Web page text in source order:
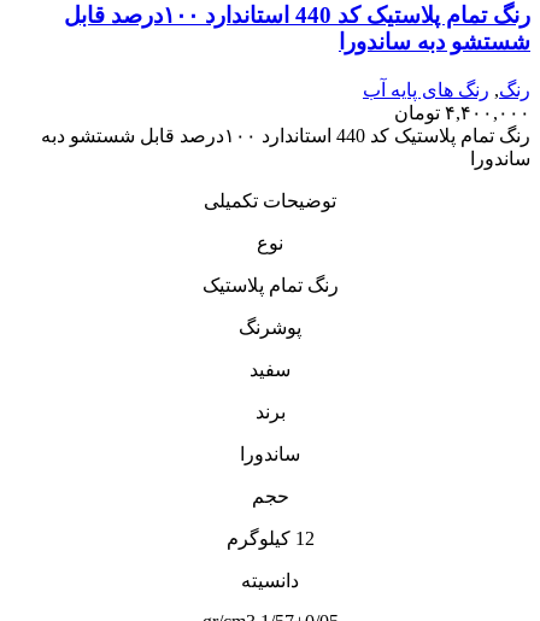
رنگ تمام پلاستیک کد 440 استاندارد ۱۰۰درصد قابل
شستشو دبه ساندورا
رنگ, رنگ‌ های پایه آب
۴,۴۰۰,۰۰۰ تومان
رنگ تمام پلاستیک کد 440 استاندارد ۱۰۰درصد قابل شستشو دبه
ساندورا
توضیحات تکمیلی
نوع
رنگ تمام پلاستیک
پوشرنگ
سفید
برند
ساندورا
حجم
12 کیلوگرم
دانسیته